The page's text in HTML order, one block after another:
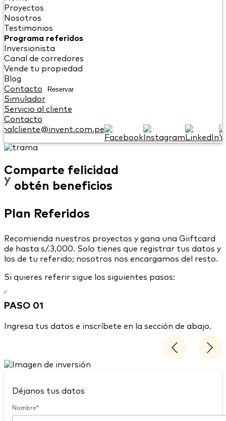
Proyectos
Nosotros
Testimonios
Programa referidos
Inversionista
Canal de corredores
Vende tu propiedad
Blog
Contacto
Reservar
Simulador
Servicio al cliente
Contacto
Comparte felicidad
y
obtén beneficios
Plan Referidos
Recomienda nuestros proyectos y gana una Giiftcard
de hasta s/.3,000. Solo tienes que registrar tus datos y
los de tu referido; nosotros nos encargamos del resto.
Si quieres referir sigue los siguientes pasos:
PASO 01
Ingresa tus datos e inscríbete en la sección de abajo.
Déjanos tus datos
Nombre*